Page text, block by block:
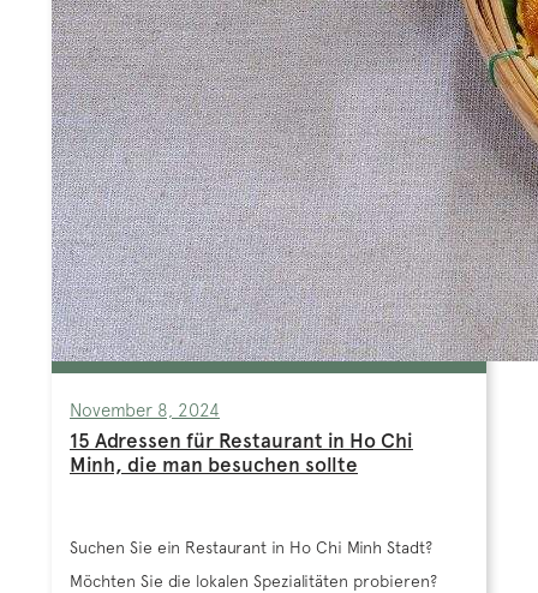
November 8, 2024
15 Adressen für Restaurant in Ho Chi
Minh, die man besuchen sollte
Suchen Sie ein Restaurant in Ho Chi Minh Stadt?
Möchten Sie die lokalen Spezialitäten probieren?